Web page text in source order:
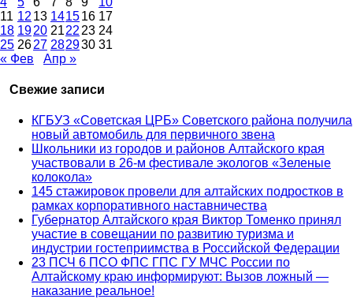
11 12 13 141516 17
18 1920 2122 23 24
25 2627 282930 31
« Фев
Апр »
Свежие записи
КГБУЗ «Советская ЦРБ» Советского района получила
новый автомобиль для первичного звена
Школьники из городов и районов Алтайского края
участвовали в 26-м фестивале экологов «Зеленые
колокола»
145 стажировок провели для алтайских подростков в
рамках корпоративного наставничества
Губернатор Алтайского края Виктор Томенко принял
участие в совещании по развитию туризма и
индустрии гостеприимства в Российской Федерации
23 ПСЧ 6 ПСО ФПС ГПС ГУ МЧС России по
Алтайскому краю информируют: Вызов ложный —
наказание реальное!